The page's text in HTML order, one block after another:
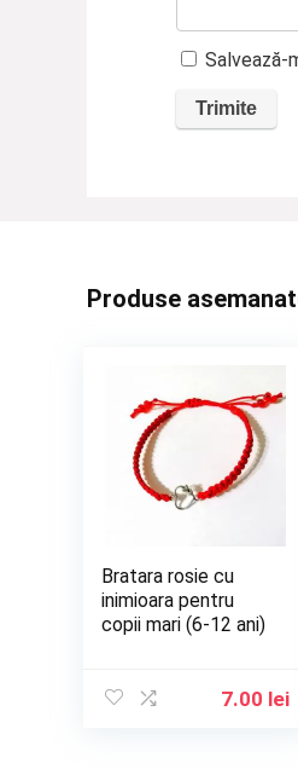
Salvează-
Produse
Bratara rosie cu
inimioara pentru
copii mari (6-12 ani)
7.00 lei